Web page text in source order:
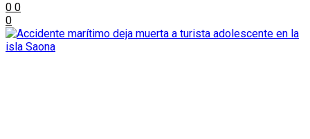
0 0
0